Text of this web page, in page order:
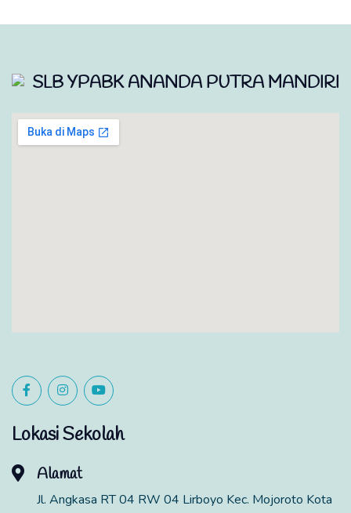
SLB YPABK ANANDA PUTRA MANDIRI
Lokasi Sekolah
Alamat
Jl. Angkasa RT 04 RW 04 Lirboyo Kec. Mojoroto Kota